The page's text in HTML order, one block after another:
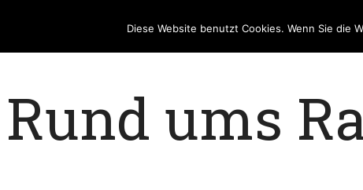
Rund ums
Diese Website benutzt Cookies. Wenn Sie die